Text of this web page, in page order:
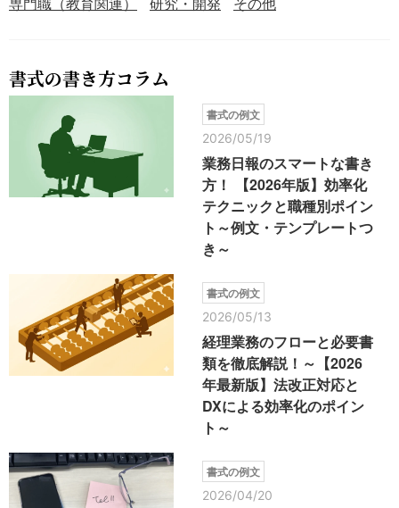
書式の書き方コラム
書式の例文
2026/05/19
業務日報のスマートな書き
方！ 【2026年版】効率化
テクニックと職種別ポイン
ト～例文・テンプレートつ
き～
書式の例文
2026/05/13
経理業務のフローと必要書
類を徹底解説！～【2026
年最新版】法改正対応と
DXによる効率化のポイン
ト～
書式の例文
2026/04/20